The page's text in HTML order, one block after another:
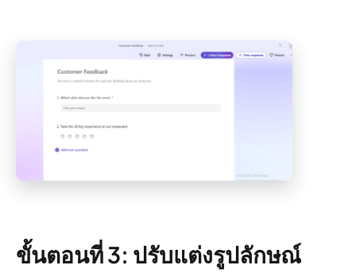
ขั้นตอนที่ 3: ปรับแต่งรูปลักษณ์